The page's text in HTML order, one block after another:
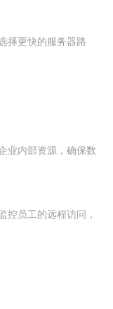
择更快的服务器路
业内部资源，确保数
控员工的远程访问，